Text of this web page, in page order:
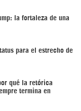
la fortaleza de una
para el estrecho de
qué la retórica
termina en